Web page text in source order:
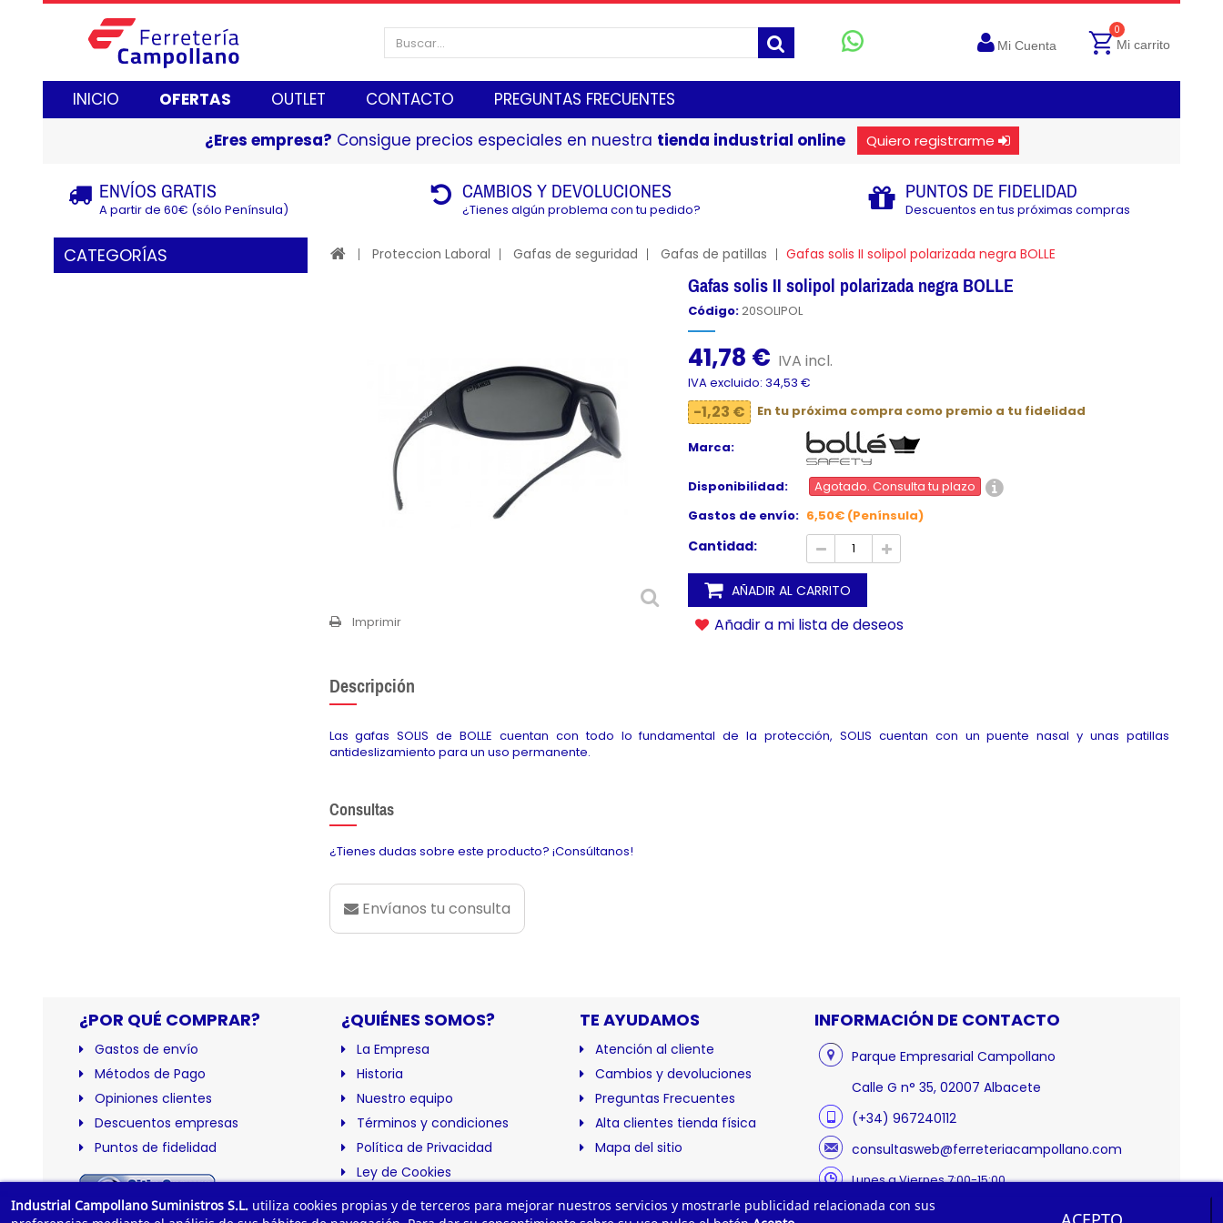
INICIO OFERTAS OUTLET CONTACTO PREGUNTAS FRECUENTES
Mi Cuenta
0
Mi carrito
¿Eres empresa? Consigue precios especiales en nuestra tienda industrial online Quiero registrarme
ENVÍOS GRATIS
A partir de 60€ (sólo Península)
CAMBIOS Y DEVOLUCIONES
¿Tienes algún problema con tu pedido?
PUNTOS DE FIDELIDAD
Descuentos en tus próximas compras
CATEGORÍAS Proteccion Laboral Gafas de seguridad Gafas de patillas Gafas solis II solipol polarizada negra BOLLE
Imprimir
Gafas solis II solipol polarizada negra BOLLE
Código:20SOLIPOL
41,78 € IVA incl.
IVA excluido: 34,53 €
-1,23 € En tu próxima compra como premio a tu fidelidad
Marca:
Disponibilidad:
Agotado. Consulta tu plazo
Gastos de envío: 6,50€ (Península)
Cantidad:
AÑADIR AL CARRITO
Añadir a mi lista de deseos
Descripción
Las gafas SOLIS de BOLLE cuentan con todo lo fundamental de la protección, SOLIS cuentan con un puente nasal y unas patillas
antideslizamiento para un uso permanente.
Consultas
¿Tienes dudas sobre este producto? ¡Consúltanos!
Envíanos tu consulta
¿POR QUÉ COMPRAR?
Gastos de envío
Métodos de Pago
Opiniones clientes
Descuentos empresas
Puntos de fidelidad
¿QUIÉNES SOMOS?
La Empresa
Historia
Nuestro equipo
Términos y condiciones
Política de Privacidad
Ley de Cookies
Certificación
TE AYUDAMOS
Atención al cliente
Cambios y devoluciones
Preguntas Frecuentes
Alta clientes tienda física
Mapa del sitio
INFORMACIÓN DE CONTACTO
Parque Empresarial Campollano
Calle G n° 35, 02007 Albacete
(+34) 967240112
consultasweb@ferreteriacampollano.com
Lunes a Viernes 7:00-15:00
Industrial Campollano Suministros S.L. utiliza cookies propias y de terceros para mejorar nuestros servicios y mostrarle publicidad relacionada con sus